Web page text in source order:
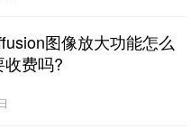
图像放大功能怎么
收费吗?